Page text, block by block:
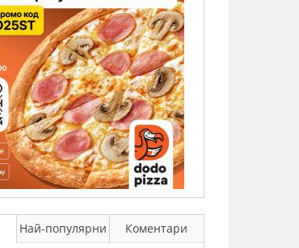
Най-популярни
Коментари